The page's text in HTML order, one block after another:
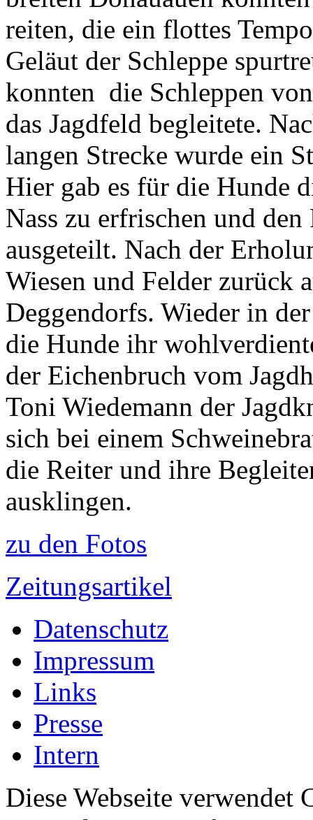
reiten, die ein flottes
Geläut der Schleppe
konnten die Schleppen
das Jagdfeld begleitete.
langen Strecke wurde ein
Hier gab es für die Hunde
Nass zu erfrischen und
ausgeteilt. Nach der
Wiesen und Felder zurück
Deggendorfs. Wieder in
die Hunde ihr
der Eichenbruch vom
Toni Wiedemann der
sich bei einem
die Reiter und ihre
ausklingen.
zu den Fotos
Zeitungsartikel
Datenschutz
Impressum
Links
Presse
Intern
Diese Webseite verwendet